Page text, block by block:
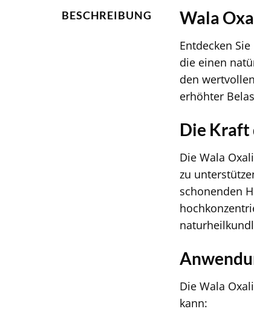
BESCHREIBUNG Wala
Entdecken
die einen
den
erhöhter
Die Kraft
Die Wala
zu
schonenden
Die Wala
kann: